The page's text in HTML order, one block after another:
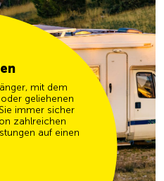
mit dem
geliehenen
immer sicher
zahlreichen
auf einen